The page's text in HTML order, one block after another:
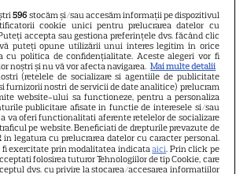
Libertatea pentru femei
GSP
Știri mondene
Avantaje
Elle
Unica
Retete practice
596 stocăm și/sau accesăm informații pe dispozitivul
cookie unici pentru prelucrarea datelor cu
accepta sau gestiona preferințele dvs. făcând clic
puteți opune utilizării unui interes legitim în orice
cu politica de confidențialitate. Aceste alegeri vor fi
noștri și nu vă vor afecta navigarea. Mai multe detalii
(retelele de socializare si agentiile de publicitate
furnizorii nostri de servicii de date analitice) prelucram
website-ului sa functioneze, pentru a personaliza
publicitare afisate in functie de interesele si/sau
va oferi functionalitati aferente retelelor de socializare
pe website. Beneficiati de drepturile prevazute de
in legatura cu prelucrarea datelor cu caracter personal.
fi exercitate prin modalitatea indicataaici. Prin click pe
acceptati folosirea tuturor Tehnologiilor de tip Cookie, care
dvs. cu privire la stocarea/accesarea informatiilor